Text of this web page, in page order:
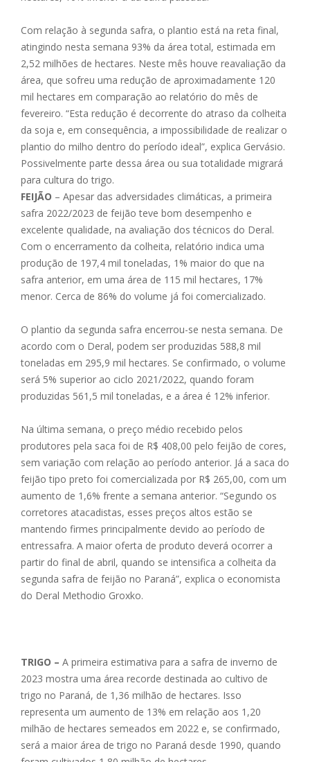
Com relação à segunda safra, o plantio está na reta final,
atingindo nesta semana 93% da área total, estimada em
2,52 milhões de hectares. Neste mês houve reavaliação da
área, que sofreu uma redução de aproximadamente 120
mil hectares em comparação ao relatório do mês de
fevereiro. “Esta redução é decorrente do atraso da colheita
da soja e, em consequência, a impossibilidade de realizar o
plantio do milho dentro do período ideal”, explica Gervásio.
Possivelmente parte dessa área ou sua totalidade migrará
para cultura do trigo.
FEIJÃO – Apesar das adversidades climáticas, a primeira
safra 2022/2023 de feijão teve bom desempenho e
excelente qualidade, na avaliação dos técnicos do Deral.
Com o encerramento da colheita, relatório indica uma
produção de 197,4 mil toneladas, 1% maior do que na
safra anterior, em uma área de 115 mil hectares, 17%
menor. Cerca de 86% do volume já foi comercializado.
O plantio da segunda safra encerrou-se nesta semana. De
acordo com o Deral, podem ser produzidas 588,8 mil
toneladas em 295,9 mil hectares. Se confirmado, o volume
será 5% superior ao ciclo 2021/2022, quando foram
produzidas 561,5 mil toneladas, e a área é 12% inferior.
Na última semana, o preço médio recebido pelos
produtores pela saca foi de R$ 408,00 pelo feijão de cores,
sem variação com relação ao período anterior. Já a saca do
feijão tipo preto foi comercializada por R$ 265,00, com um
aumento de 1,6% frente a semana anterior. “Segundo os
corretores atacadistas, esses preços altos estão se
mantendo firmes principalmente devido ao período de
entressafra. A maior oferta de produto deverá ocorrer a
partir do final de abril, quando se intensifica a colheita da
segunda safra de feijão no Paraná”, explica o economista
do Deral Methodio Groxko.
TRIGO – A primeira estimativa para a safra de inverno de
2023 mostra uma área recorde destinada ao cultivo de
trigo no Paraná, de 1,36 milhão de hectares. Isso
representa um aumento de 13% em relação aos 1,20
milhão de hectares semeados em 2022 e, se confirmado,
será a maior área de trigo no Paraná desde 1990, quando